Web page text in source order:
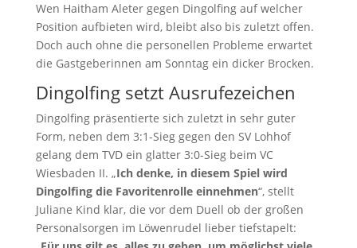
Wen Haitham Aleter gegen Dingolfing auf welcher
Position aufbieten wird, bleibt also bis zuletzt offen.
Doch auch ohne die personellen Probleme erwartet
die Gastgeberinnen am Sonntag ein dicker Brocken.
Dingolfing setzt Ausrufezeichen
Dingolfing präsentierte sich zuletzt in sehr guter
Form, neben dem 3:1-Sieg gegen den SV Lohhof
gelang dem TVD ein glatter 3:0-Sieg beim VC
Wiesbaden II. „Ich denke, in diesem Spiel wird
Dingolfing die Favoritenrolle einnehmen“, stellt
Juliane Kind klar, die vor dem Duell ob der großen
Personalsorgen im Löwenrudel lieber tiefstapelt: